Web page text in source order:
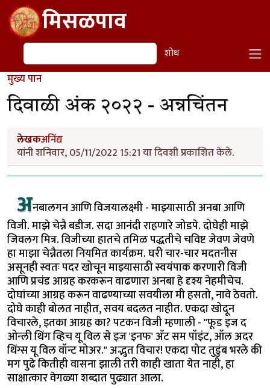
Skip to main contentमिसळपाव
शोध शोध
मुख्य पान
दिवाळी अंक २०२२ - अन्नचिंतन
लेखकअनिंद्य
यांनी शनिवार, 05/11/2022 15:21 या दिवशी प्रकाशित केले.
अनबालगन आणि विजयालक्ष्मी - माझ्यासाठी अनबा आणि
विजी. माझे चेन्नै बडीज. सदा आनंदी राहणारे जोडपे. दोघेही माझे
जिवलग मित्र. विजीच्या हातचे तमिळ पद्धतीचे चविष्ट जेवण जेवणे
हा माझा चेन्नैतला नियमित कार्यक्रम. घरी चार-चार मदतनीस
असूनही स्वतः पदर खोचून माझ्यासाठी स्वयंपाक करणारी विजी
आणि प्रचंड आग्रह करकरून वाढणारा अनबा हे दृश्य नेहमीचेच.
दोघांच्या आग्रह करून वाढण्याच्या सवयीला मी हसतो, नावे ठेवतो.
दोघे काही बोलत नाहीत, सवय बदलत नाहीत. एकदा खोदून
विचारले, इतका आग्रह का? पटकन विजी म्हणाली - "फूड इज द
ओन्ली थिंग व्हिच यू विल से इज 'इनफ' अ‍ॅट सम पॉइंट, ऑल अदर
थिंग्स यू विल वॉन्ट मोअर." अद्भुत विचार! एकदा पोट तुडुंब भरले की
मग पुढे कितीही वासना झाली तरी काही खाता येत नाही, हा
साक्षात्कार वेगळ्या शब्दात पुढ्यात आला.